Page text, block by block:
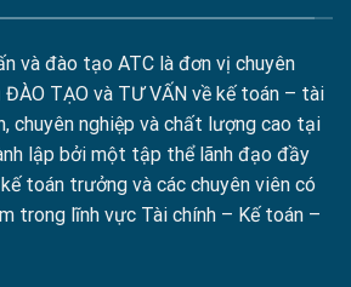
và đào tạo ATC là đơn vị chuyên
TẠO và TƯ VẤN về kế toán – tài
chuyên nghiệp và chất lượng cao tại
lập bởi một tập thể lãnh đạo đầy
toán trưởng và các chuyên viên có
trong lĩnh vực Tài chính – Kế toán –